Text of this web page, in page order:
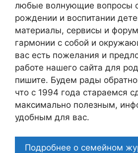
любые волнующие вопросы
рождении и воспитании
материалы, сервисы и
гармонии с собой и
вас есть пожелания и
работе нашего сайта для
пишите. Будем рады
что c 1994 года стараемся
максимально полезным,
удобным для вас.
Подробнее о семейном